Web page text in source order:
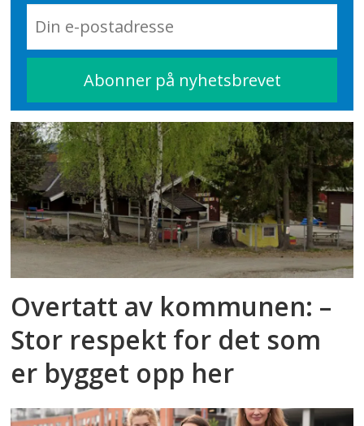
Overtatt av kommunen: –
Stor respekt for det som
er bygget opp her